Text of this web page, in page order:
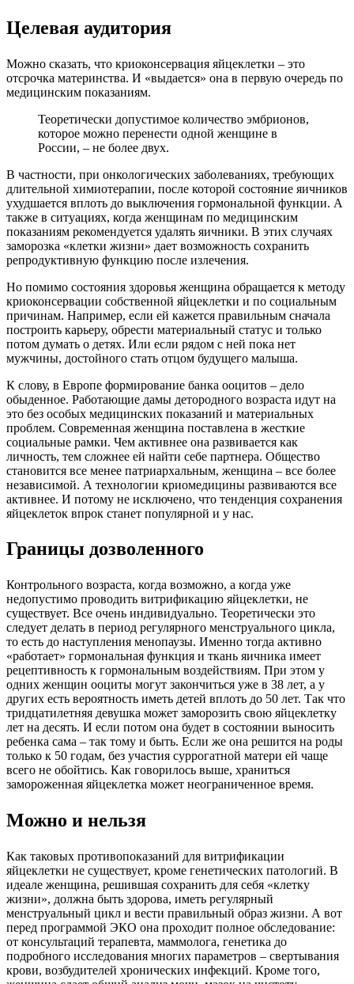
Целевая аудитория
Можно сказать, что криоконсервация яйцеклетки – это
отсрочка материнства. И «выдается» она в первую очередь по
медицинским показаниям.
Теоретически допустимое количество эмбрионов,
которое можно перенести одной женщине в
России, – не более двух.
В частности, при онкологических заболеваниях, требующих
длительной химиотерапии, после которой состояние яичников
ухудшается вплоть до выключения гормональной функции. А
также в ситуациях, когда женщинам по медицинским
показаниям рекомендуется удалять яичники. В этих случаях
заморозка «клетки жизни» дает возможность сохранить
репродуктивную функцию после излечения.
Но помимо состояния здоровья женщина обращается к методу
криоконсервации собственной яйцеклетки и по социальным
причинам. Например, если ей кажется правильным сначала
построить карьеру, обрести материальный статус и только
потом думать о детях. Или если рядом с ней пока нет
мужчины, достойного стать отцом будущего малыша.
К слову, в Европе формирование банка ооцитов – дело
обыденное. Работающие дамы детородного возраста идут на
это без особых медицинских показаний и материальных
проблем. Современная женщина поставлена в жесткие
социальные рамки. Чем активнее она развивается как
личность, тем сложнее ей найти себе партнера. Общество
становится все менее патриархальным, женщина – все более
независимой. А технологии криомедицины развиваются все
активнее. И потому не исключено, что тенденция сохранения
яйцеклеток впрок станет популярной и у нас.
Границы дозволенного
Контрольного возраста, когда возможно, а когда уже
недопустимо проводить витрификацию яйцеклетки, не
существует. Все очень индивидуально. Теоретически это
следует делать в период регулярного менструального цикла,
то есть до наступления менопаузы. Именно тогда активно
«работает» гормональная функция и ткань яичника имеет
рецептивность к гормональным воздействиям. При этом у
одних женщин ооциты могут закончиться уже в 38 лет, а у
других есть вероятность иметь детей вплоть до 50 лет. Так что
тридцатилетняя девушка может заморозить свою яйцеклетку
лет на десять. И если потом она будет в состоянии выносить
ребенка сама – так тому и быть. Если же она решится на роды
только к 50 годам, без участия суррогатной матери ей чаще
всего не обойтись. Как говорилось выше, храниться
замороженная яйцеклетка может неограниченное время.
Можно и нельзя
Как таковых противопоказаний для витрификации
яйцеклетки не существует, кроме генетических патологий. В
идеале женщина, решившая сохранить для себя «клетку
жизни», должна быть здорова, иметь регулярный
менструальный цикл и вести правильный образ жизни. А вот
перед программой ЭКО она проходит полное обследование:
от консультаций терапевта, маммолога, генетика до
подробного исследования многих параметров – свертывания
крови, возбудителей хронических инфекций. Кроме того,